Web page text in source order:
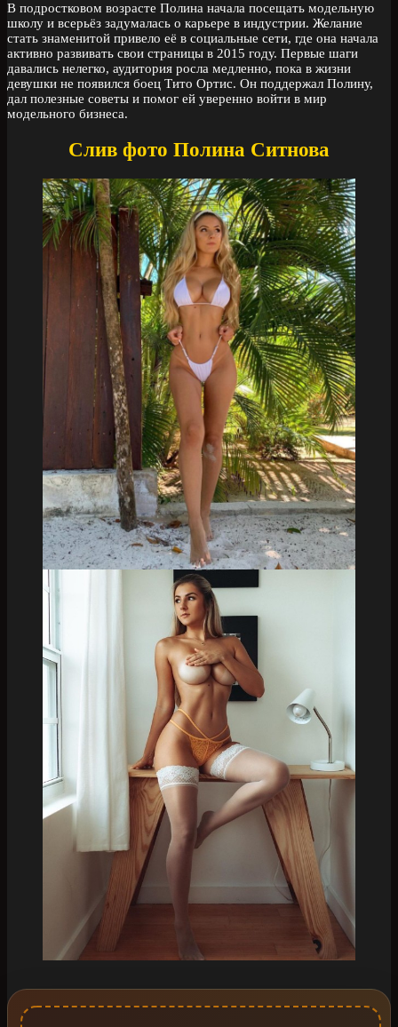
В подростковом возрасте Полина начала посещать модельную
школу и всерьёз задумалась о карьере в индустрии. Желание
стать знаменитой привело её в социальные сети, где она начала
активно развивать свои страницы в 2015 году. Первые шаги
давались нелегко, аудитория росла медленно, пока в жизни
девушки не появился боец Тито Ортис. Он поддержал Полину,
дал полезные советы и помог ей уверенно войти в мир
модельного бизнеса.
Слив фото Полина Ситнова